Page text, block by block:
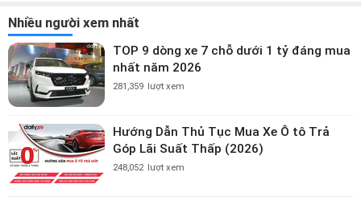
Nhiều người xem nhất
TOP 9 dòng xe 7 chỗ dưới 1 tỷ đáng mua
nhất năm 2026
281,359 lượt xem
Hướng Dẫn Thủ Tục Mua Xe Ô tô Trả
Góp Lãi Suất Thấp (2026)
248,052 lượt xem